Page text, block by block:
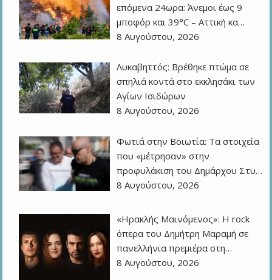
επόμενα 24ωρα: Άνεμοι έως 9
μποφόρ και 39°C – Αττική κα…
8 Αυγούστου, 2026
Λυκαβηττός: Βρέθηκε πτώμα σε
σπηλιά κοντά στο εκκλησάκι των
Αγίων Ισιδώρων
8 Αυγούστου, 2026
Φωτιά στην Βοιωτία: Τα στοιχεία
που «μέτρησαν» στην
προφυλάκιση του Δημάρχου Στυ…
8 Αυγούστου, 2026
«Ηρακλής Μαινόμενος»: H rock
όπερα του Δημήτρη Μαραμή σε
πανελλήνια πρεμιέρα στη…
8 Αυγούστου, 2026